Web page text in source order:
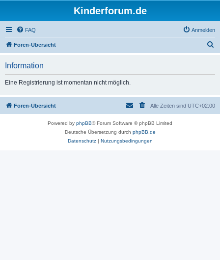
Kinderforum.de
FAQ Anmelden
Foren-Übersicht
Information
Eine Registrierung ist momentan nicht möglich.
Foren-Übersicht Alle Zeiten sind UTC+02:00
Powered by phpBB® Forum Software © phpBB Limited
Deutsche Übersetzung durch phpBB.de
Datenschutz| Nutzungsbedingungen